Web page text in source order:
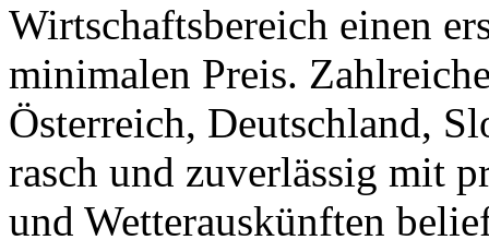
Wirtschaftsbereich einen
minimalen Preis.
Österreich, Deutschland,
rasch und zuverlässig mit
und Wetterauskünften